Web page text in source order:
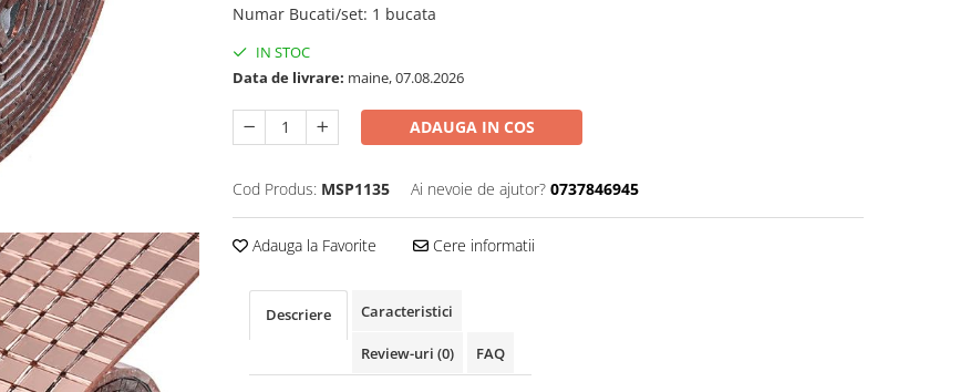
Numar Bucati/set: 1 bucata
IN STOC
Data de livrare: maine, 07.08.2026
ADAUGA IN COS
Cod Produs: MSP1135 Ai nevoie de ajutor? 0737846945
Adauga la Favorite Cere informatii
Descriere Caracteristici
Review-uri (0) FAQ